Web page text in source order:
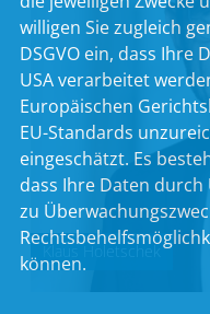
willigen Sie zugleich
DSGVO ein, dass Ihre
USA verarbeitet
Europäischen
EU-Standards
eingeschätzt. Es
dass Ihre Daten
zu
können.